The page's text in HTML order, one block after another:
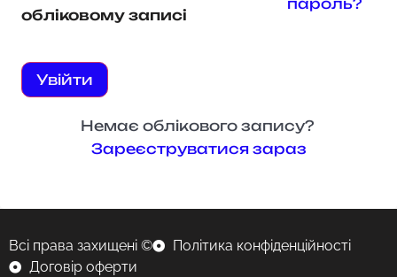
обліковому записі
пароль?
Увійти
Немає облікового запису?
Зареєструватися зараз
Всі права захищені ©
Політика конфіденційності
Договір оферти